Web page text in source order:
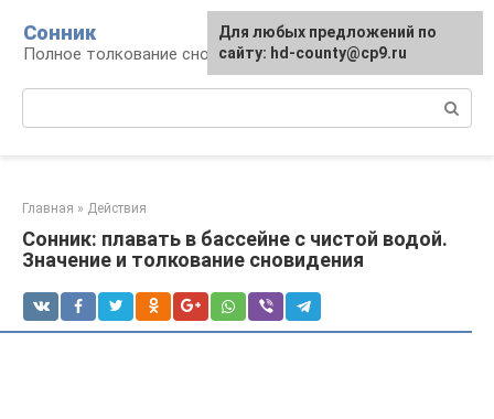
контенту
Сонник
Полное толкование снов
Главная » Действия
Сонник: плавать в бассейне с чистой водой.
Значение и толкование сновидения
Для любых предложений по
сайту: hd-county@cp9.ru